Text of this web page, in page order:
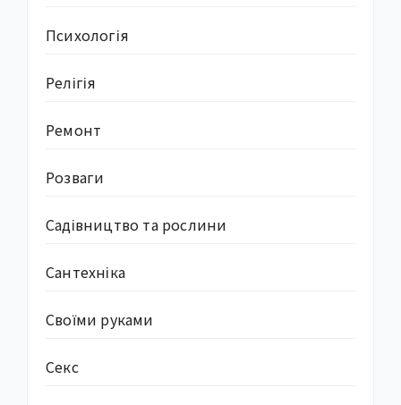
Психологія
Релігія
Ремонт
Розваги
Садівництво та рослини
Сантехніка
Своїми руками
Секс